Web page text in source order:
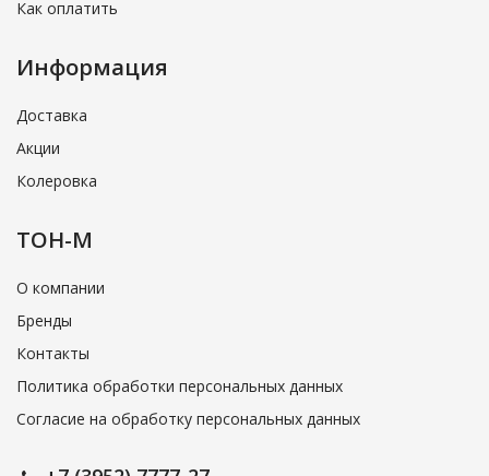
Как оплатить
Информация
Доставка
Акции
Колеровка
ТОН-М
О компании
Бренды
Контакты
Политика обработки персональных данных
Согласие на обработку персональных данных